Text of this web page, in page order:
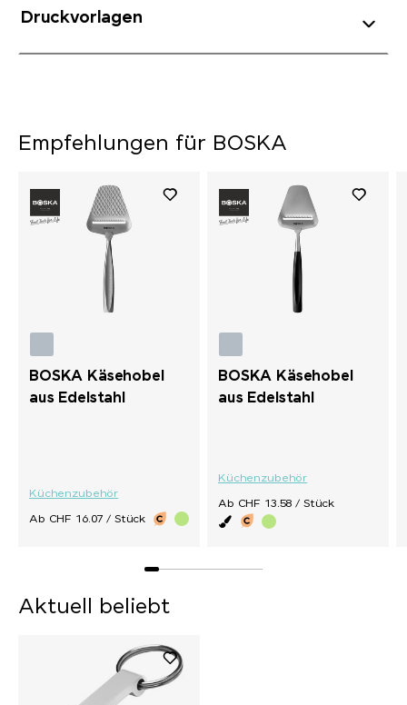
Druckvorlagen
Empfehlungen für BOSKA
BOSKA Käsehobel
aus Edelstahl
Küchenzubehör
Ab CHF 16.07 / Stück
BOSKA Käsehobel
aus Edelstahl
Küchenzubehör
Ab CHF 13.58 / Stück
Aktuell beliebt